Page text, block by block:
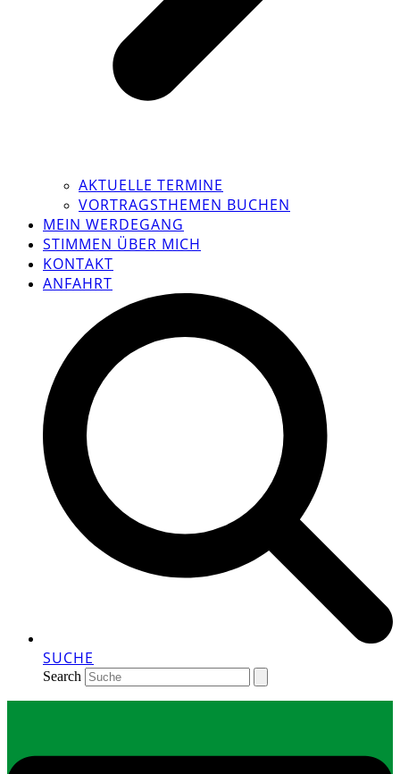
AKTUELLE TERMINE
VORTRAGSTHEMEN BUCHEN
MEIN WERDEGANG
STIMMEN ÜBER MICH
KONTAKT
ANFAHRT
SUCHE
Search